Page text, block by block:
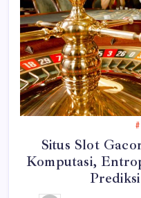
Situs Slot
Komputasi,